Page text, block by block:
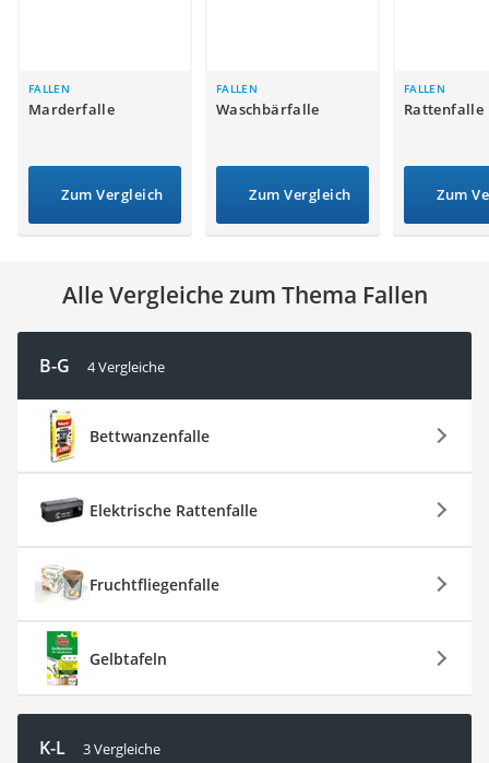
Gasdurchlauferhitzer
Service
FALLEN
Marderfalle
Zum Vergleich
FALLEN
Waschbärfalle
Zum Vergleich
FALLEN
Rattenfalle
Zum
Alle Vergleiche zum Thema Fallen
B-G 4 Vergleiche
Bettwanzenfalle
Elektrische Rattenfalle
Fruchtfliegenfalle
Gelbtafeln
K-L 3 Vergleiche